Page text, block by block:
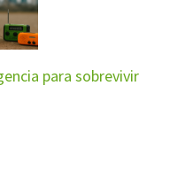
para sobrevivir